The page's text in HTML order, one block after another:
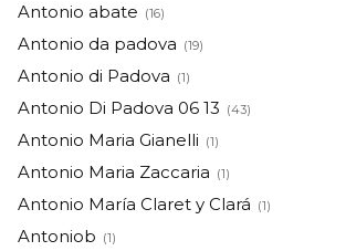
Antonio abate (16)
Antonio da padova (19)
Antonio di Padova (1)
Antonio Di Padova 06 13 (43)
Antonio Maria Gianelli (1)
Antonio Maria Zaccaria (1)
Antonio María Claret y Clará (1)
Antoniob (1)